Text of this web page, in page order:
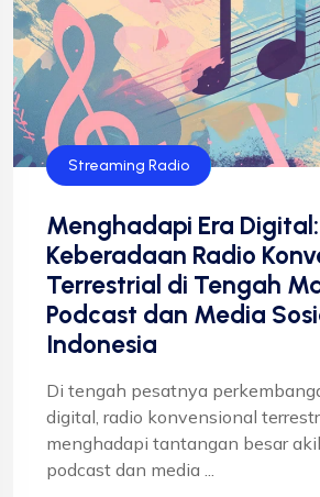
Streaming Radio
Menghadapi Era Digital:
Keberadaan Radio
Terrestrial di Tengah
Podcast dan Media
Indonesia
Di tengah pesatnya
digital, radio konvensional
menghadapi tantangan besar
podcast dan media ...